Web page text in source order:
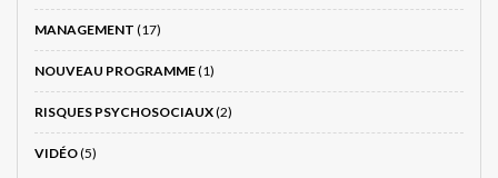
MANAGEMENT (17)
NOUVEAU PROGRAMME(1)
RISQUES PSYCHOSOCIAUX(2)
VIDÉO(5)